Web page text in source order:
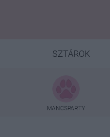
SZTÁROK
MANCSPARTY